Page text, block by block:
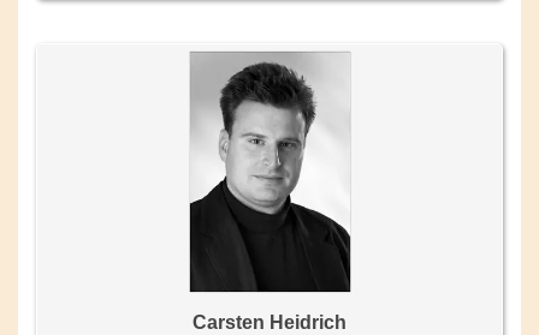
Carsten Heidrich